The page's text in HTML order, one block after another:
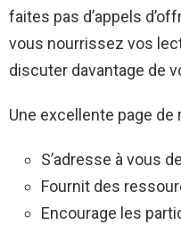
faites pas d’appels
vous nourrissez vos
discuter davantage de
Une excellente page de
S’adresse à vous
Fournit des
Encourage les